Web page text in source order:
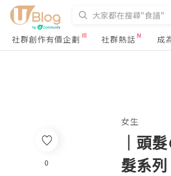
社群創作有價企劃
社群熱話 成
0
女生
｜頭
髮系列